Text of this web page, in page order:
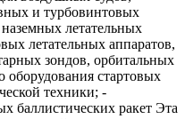
и турбовинтовых
летательных
летательных аппаратов,
зондов, орбитальных
оборудования стартовых
техники; -
баллистических ракет Эта